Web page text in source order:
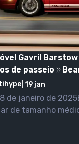
Gavril
de passeio
19 jan
de janeiro de
de tamanho